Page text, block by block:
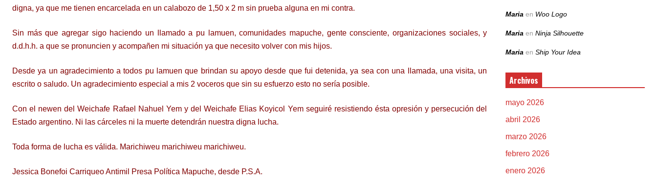
digna, ya que me tienen encarcelada en un calabozo de 1,50 x 2 m sin prueba alguna en mi contra.
Sin más que agregar sigo haciendo un llamado a pu lamuen, comunidades mapuche, gente consciente, organizaciones sociales, y
d.d.h.h. a que se pronuncien y acompañen mi situación ya que necesito volver con mis hijos.
Desde ya un agradecimiento a todos pu lamuen que brindan su apoyo desde que fui detenida, ya sea con una llamada, una visita, un
escrito o saludo. Un agradecimiento especial a mis 2 voceros que sin su esfuerzo esto no sería posible.
Con el newen del Weichafe Rafael Nahuel Yem y del Weichafe Elias Koyicol Yem seguiré resistiendo ésta opresión y persecución del
Estado argentino. Ni las cárceles ni la muerte detendrán nuestra digna lucha.
Toda forma de lucha es válida. Marichiweu marichiweu marichiweu.
Jessica Bonefoi Carriqueo Antimil Presa Política Mapuche, desde P.S.A.
Maria en Woo Logo
Maria enNinja Silhouette
Maria enShip Your Idea
Archivos
mayo 2026
abril 2026
marzo 2026
febrero 2026
enero 2026